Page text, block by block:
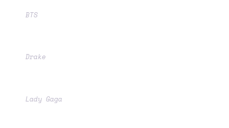
BTS
Drake
Lady Gaga